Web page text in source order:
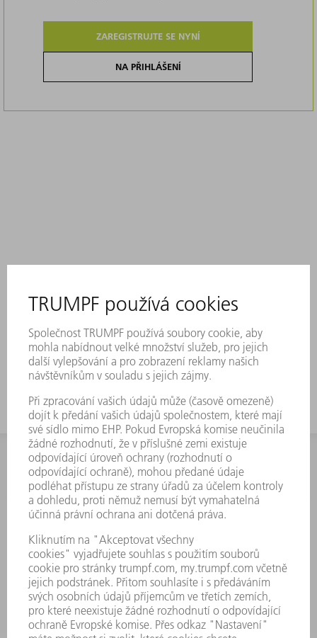
ZAREGISTRUJTE SE NYNÍ
NA PŘIHLÁŠENÍ
INFORMACE
Často kladené dotazy
Všeobecné obchodní podmínky
KONTAKTNÍ ÚDAJE
Náhradní díly
+420 251 106 254
Po - čt 8:00 - 17:00
Pá 8:00 - 16:00
ND@trumpf.com
KONTAKTNÍ ÚDAJE